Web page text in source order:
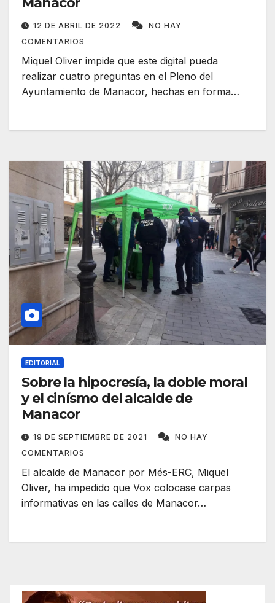
12 DE ABRIL DE 2022
NO HAY
COMENTARIOS
Miquel Oliver impide que este digital pueda
realizar cuatro preguntas en el Pleno del
Ayuntamiento de Manacor, hechas en forma…
EDITORIAL
Sobre la hipocresía, la doble moral
y el cinísmo del alcalde de
Manacor
19 DE SEPTIEMBRE DE 2021
NO HAY
COMENTARIOS
El alcalde de Manacor por Més-ERC, Miquel
Oliver, ha impedido que Vox colocase carpas
informativas en las calles de Manacor…